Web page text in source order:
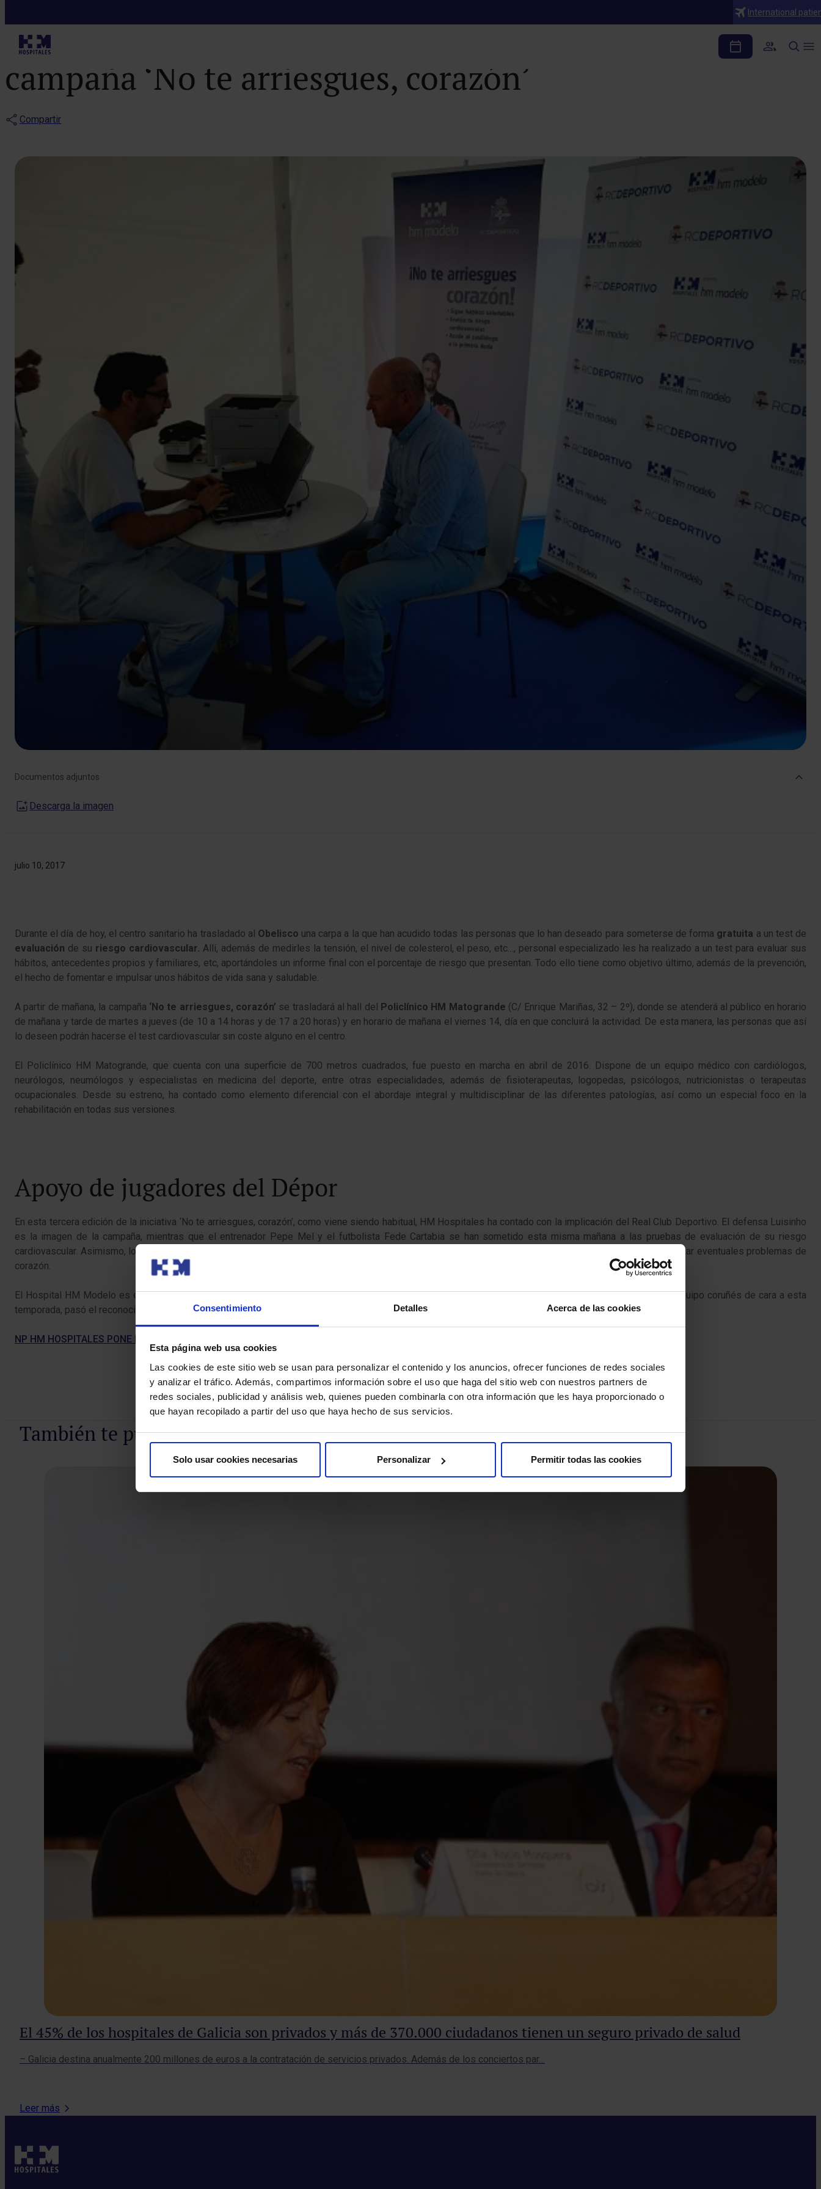
Consentimiento Detalles Acerca de las cookies
Esta página web usa cookies
Las cookies de este sitio web se usan para personalizar el contenido y los anuncios, ofrecer funciones de redes sociales
y analizar el tráfico. Además, compartimos información sobre el uso que haga del sitio web con nuestros partners de
redes sociales, publicidad y análisis web, quienes pueden combinarla con otra información que les haya proporcionado o
que hayan recopilado a partir del uso que haya hecho de sus servicios.
Solo usar cookies necesarias Personalizar Permitir todas las cookies
International
HM Hospitales pone en marcha en A Coruña la
campaña ‘No te arriesgues, corazón’
Compartir
julio 10, 2017
Durante el día de hoy, el centro sanitario ha trasladado al Obelisco una carpa a la que han acudido todas las personas que lo han deseado para someterse de forma gratuita a un test de
evaluación de su riesgo cardiovascular. Allí, además de medirles la tensión, el nivel de colesterol, el peso, etc…, personal especializado les ha realizado a un test para evaluar sus
hábitos, antecedentes propios y familiares, etc, aportándoles un informe final con el porcentaje de riesgo que presentan. Todo ello tiene como objetivo último, además de la prevención,
el hecho de fomentar e impulsar unos hábitos de vida sana y saludable.
A partir de mañana, la campaña ‘No te arriesgues, corazón’ se trasladará al hall del Policlínico HM Matogrande (C/ Enrique Mariñas, 32 – 2º), donde se atenderá al público en horario
de mañana y tarde de martes a jueves (de 10 a 14 horas y de 17 a 20 horas) y en horario de mañana el viernes 14, día en que concluirá la actividad. De esta manera, las personas que así
lo deseen podrán hacerse el test cardiovascular sin coste alguno en el centro.
El Policlínico HM Matogrande, que cuenta con una superficie de 700 metros cuadrados, fue puesto en marcha en abril de 2016. Dispone de un equipo médico con cardiólogos,
neurólogos, neumólogos y especialistas en medicina del deporte, entre otras especialidades, además de fisioterapeutas, logopedas, psicólogos, nutricionistas o terapeutas
ocupacionales. Desde su estreno, ha contado como elemento diferencial con el abordaje integral y multidisciplinar de las diferentes patologías, así como un especial foco en la
rehabilitación en todas sus versiones.
Apoyo de jugadores del Dépor
En esta tercera edición de la iniciativa ‘No te arriesgues, corazón’, como viene siendo habitual, HM Hospitales ha contado con la implicación del Real Club Deportivo. El defensa Luisinho
es la imagen de la campaña, mientras que el entrenador Pepe Mel y el futbolista Fede Cartabia se han sometido esta misma mañana a las pruebas de evaluación de su riesgo
cardiovascular. Asimismo, los dos miembros del equipo han animado a los coruñeses a controlar su salud y a seguir unos buenos hábitos que ayuden a evitar eventuales problemas de
corazón.
El Hospital HM Modelo es el centro médico oficial del Deportivo desde el año 2014. La semana pasada, Fede Valverde, una de las incorporaciones del equipo coruñés de cara a esta
temporada, pasó el reconocimiento en el centro.
NP HM HOSPITALES PONE EN MARCHA EN A CORUÑA LA CAMPAÑA NO TE ARRIESGUES, CORAZÓN.doc
Documentos adjuntos
Descarga la imagen
También te puede interesar
El 45% de los hospitales de Galicia son privados y más de 370.000 ciudadanos tienen un seguro privado de salud
– Galicia destina anualmente 200 millones de euros a la contratación de servicios privados. Además de los conciertos par…
Leer más